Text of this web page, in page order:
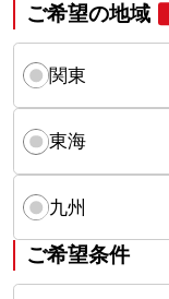
ご希望の地域
関東
東海
九州
ご希望条件